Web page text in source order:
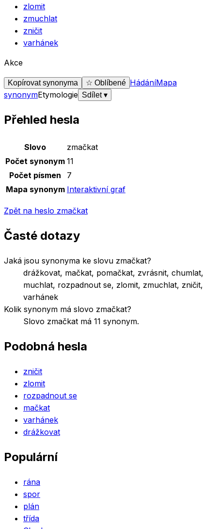
zlomit
zmuchlat
zničit
varhánek
Akce
Kopírovat synonyma ☆ Oblíbené HádáníMapa
synonymEtymologie Sdílet▾
Přehled hesla
Základní údaje o slovězmačkat
Slovo
zmačkat
Počet synonym 11
Počet písmen
7
Mapa synonym Interaktivní graf
Zpět na heslo zmačkat
Časté dotazy
Jaká jsou synonyma ke slovu zmačkat?
drážkovat, mačkat, pomačkat, zvrásnit, chumlat,
muchlat, rozpadnout se, zlomit, zmuchlat, zničit,
varhánek
Kolik synonym má slovo zmačkat?
Slovo zmačkat má 11 synonym.
Podobná hesla
zničit
zlomit
rozpadnout se
mačkat
varhánek
drážkovat
Populární
rána
spor
plán
třída